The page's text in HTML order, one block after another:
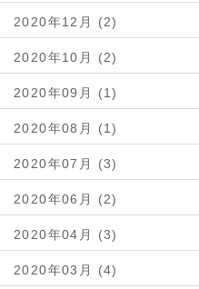
2020年12月 (2)
2020年10月 (2)
2020年09月 (1)
2020年08月 (1)
2020年07月 (3)
2020年06月 (2)
2020年04月 (3)
2020年03月 (4)